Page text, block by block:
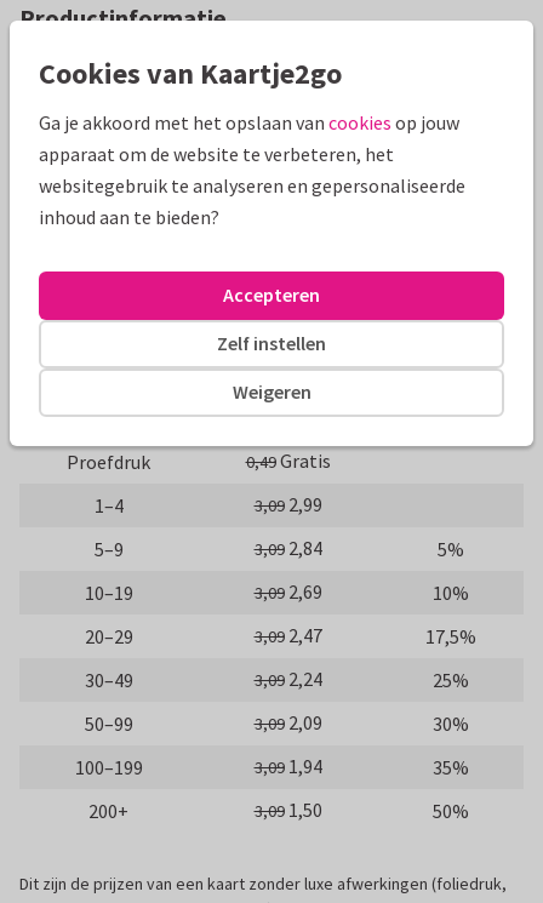
Productinformatie
Een lief bedankkaartje om bijvoorbeeld je juf te bedanken
met een illustratie van een envelop met bloemen. Plaats
binnen je persoonlijke boodschap!
Alle kaarten zijn helemaal naar wens aan te passen
Formaten en prijzen
10 x 15 cm 15 x 21 cm 21 x 30 cm
Aantal Prijs p/s Korting
Proefdruk 0,49Gratis
1–4
3,09 2,99
5–9
3,09 2,84
5%
10–19
3,09 2,69
10%
20–29
3,09 2,47
17,5%
30–49
3,09 2,24
25%
50–99
3,09 2,09
30%
100–199
3,09 1,94
35%
200+
3,09 1,50 50%
Dit zijn de prijzen van een kaart zonder luxe afwerkingen (foliedruk,
Cookies van Kaartje2go
Ga je akkoord met het opslaan van cookies op jouw
apparaat om de website te verbeteren, het
websitegebruik te analyseren en gepersonaliseerde
inhoud aan te bieden?
Weigeren
Zelf instellen
Accepteren